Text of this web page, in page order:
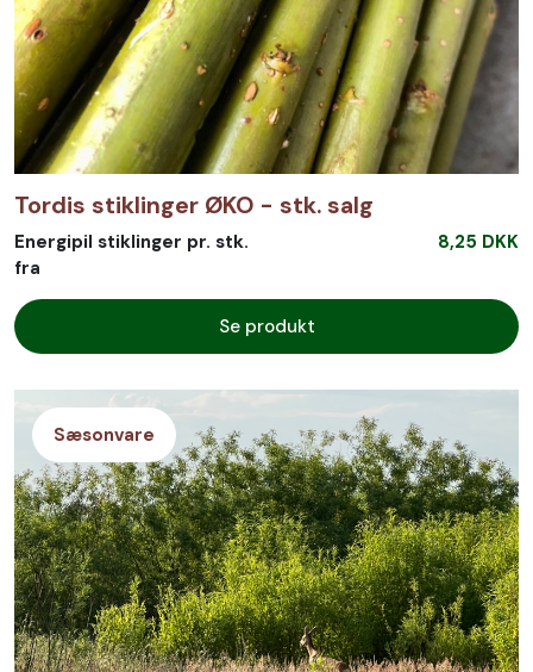
Tordis stiklinger ØKO - stk. salg
Energipil stiklinger pr. stk.
fra
8,25 DKK
Se produkt
Sæsonvare